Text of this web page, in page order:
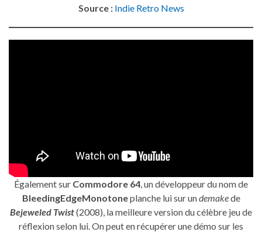
Source : Indie Retro News
Également sur Commodore 64 , un développeur du nom de
BleedingEdgeMonotoneplanche lui sur undemakede
Bejeweled Twist(2008), la meilleure version du célèbre jeu de
réflexion selon lui. On peut en récupérer une démo sur les